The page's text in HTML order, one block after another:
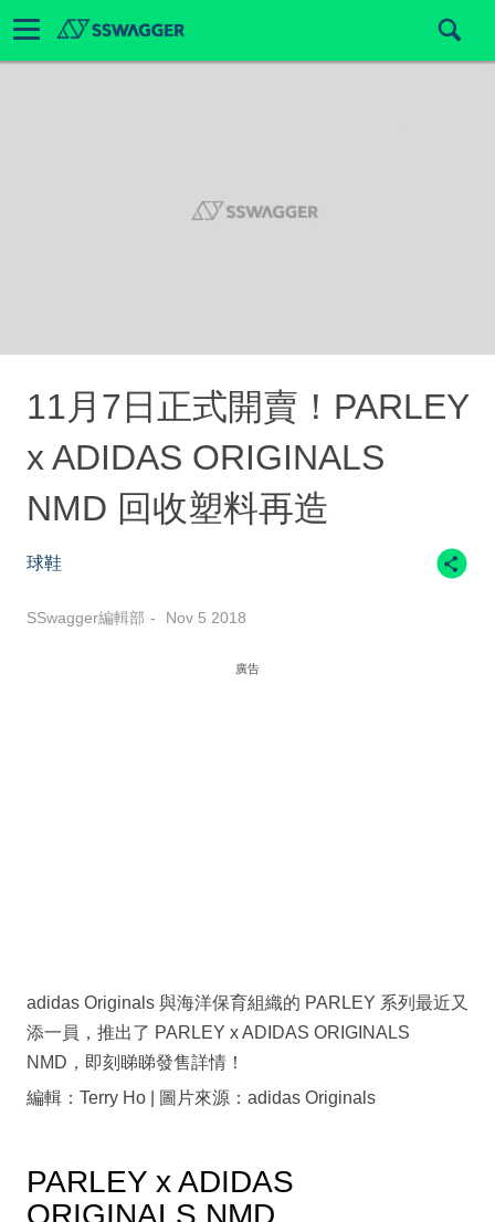
11月7日正式開賣！PARLEY
x ADIDAS ORIGINALS
NMD 回收塑料再造
球鞋
SSwagger編輯部 Nov 5 2018
廣告
adidas Originals 與海洋保育組織的 PARLEY 系列最近又
添一員，推出了 PARLEY x ADIDAS ORIGINALS
NMD，即刻睇睇發售詳情！
編輯：Terry Ho | 圖片來源：adidas Originals
PARLEY x ADIDAS
ORIGINALS NMD